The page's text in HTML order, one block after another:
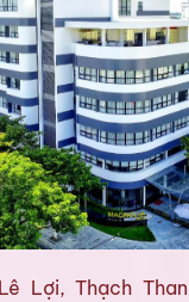
Lợi, Thạch